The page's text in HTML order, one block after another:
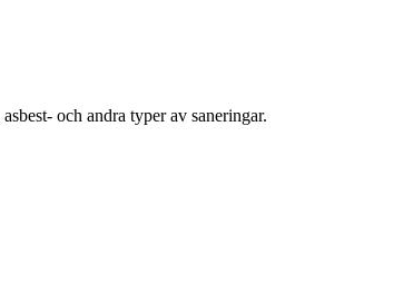
och andra typer av saneringar.